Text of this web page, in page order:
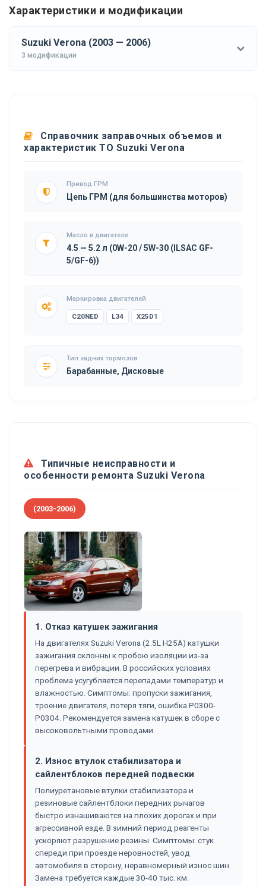
Характеристики и модификации
Suzuki Verona (2003 — 2006)
3 модификации
Справочник заправочных объемов и
характеристик ТО Suzuki Verona
Привод ГРМ
Цепь ГРМ (для большинства моторов)
Масло в двигателе
4.5 — 5.2 л (0W-20 / 5W-30 (ILSAC GF-
5/GF-6))
Маркировка двигателей
C20NED L34 X25D1
Тип задних тормозов
Барабанные, Дисковые
Типичные неисправности и
особенности ремонта Suzuki Verona
(2003-2006)
1. Отказ катушек зажигания
На двигателях Suzuki Verona (2.5L H25A) катушки
зажигания склонны к пробою изоляции из-за
перегрева и вибрации. В российских условиях
проблема усугубляется перепадами температур и
влажностью. Симптомы: пропуски зажигания,
троение двигателя, потеря тяги, ошибка P0300-
P0304. Рекомендуется замена катушек в сборе с
высоковольтными проводами.
2. Износ втулок стабилизатора и
сайлентблоков передней подвески
Полиуретановые втулки стабилизатора и
резиновые сайлентблоки передних рычагов
быстро изнашиваются на плохих дорогах и при
агрессивной езде. В зимний период реагенты
ускоряют разрушение резины. Симптомы: стук
спереди при проезде неровностей, увод
автомобиля в сторону, неравномерный износ шин.
Замена требуется каждые 30-40 тыс. км.